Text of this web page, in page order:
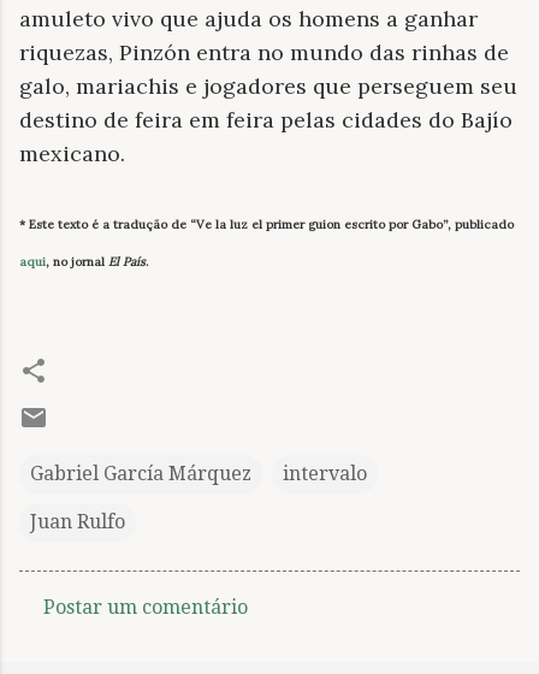
amuleto vivo que ajuda os homens a ganhar
riquezas, Pinzón entra no mundo das rinhas de
galo, mariachis e jogadores que perseguem seu
destino de feira em feira pelas cidades do Bajío
mexicano.
* Este texto é a tradução de “Ve la luz el primer guion escrito por Gabo”, publicado
aqui, no jornal El País.
Gabriel García Márquez intervalo
Juan Rulfo
Postar um comentário